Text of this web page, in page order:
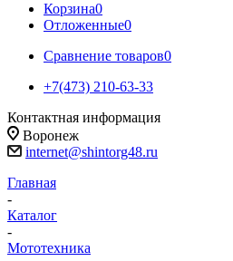
Корзина0
Отложенные0
Сравнение товаров0
+7(473) 210-63-33
Контактная информация
Воронеж
internet@shintorg48.ru
Главная
-
Каталог
-
Мототехника